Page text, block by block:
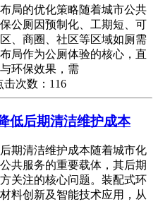
局的优化策略随着城市公共
公厕因预制化、工期短、可
、商圈、社区等区域如厕需
局作为公厕体验的核心，直
环保效果，需
次数：116
低后期清洁维护成本
期清洁维护成本随着城市化
共服务的重要载体，其后期
关注的核心问题。装配式环
料创新及智能技术应用，从